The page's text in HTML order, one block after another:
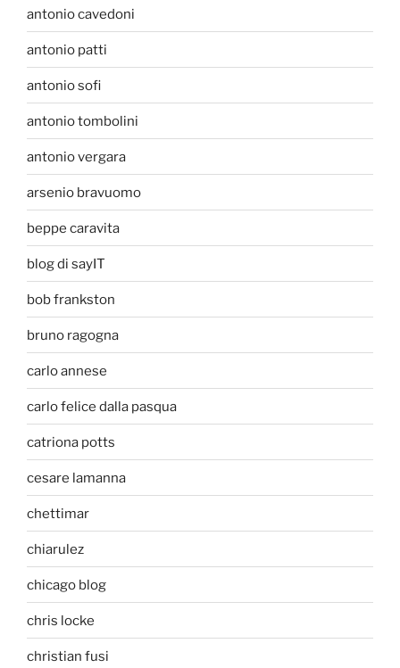
antonio cavedoni
antonio patti
antonio sofi
antonio tombolini
antonio vergara
arsenio bravuomo
beppe caravita
blog di sayIT
bob frankston
bruno ragogna
carlo annese
carlo felice dalla pasqua
catriona potts
cesare lamanna
chettimar
chiarulez
chicago blog
chris locke
christian fusi